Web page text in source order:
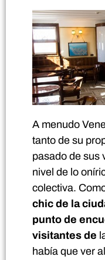
A menudo
tanto de su
pasado de sus
nivel de lo
colectiva.
chic de la
punto de
visitantes de
había que ver